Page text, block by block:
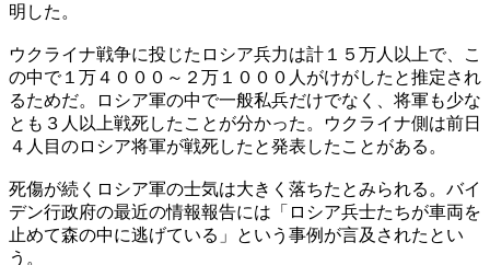
明した。
ウクライナ戦争に投じたロシア兵力は計１５万人以上で、こ
の中で１万４０００～２万１０００人がけがしたと推定され
るためだ。ロシア軍の中で一般私兵だけでなく、将軍も少な
とも３人以上戦死したことが分かった。ウクライナ側は前日
４人目のロシア将軍が戦死したと発表したことがある。
死傷が続くロシア軍の士気は大きく落ちたとみられる。バイ
デン行政府の最近の情報報告には「ロシア兵士たちが車両を
止めて森の中に逃げている」という事例が言及されたとい
う。